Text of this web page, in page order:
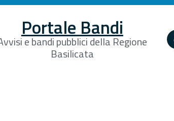
Portale Bandi
e bandi pubblici della Regione
Basilicata